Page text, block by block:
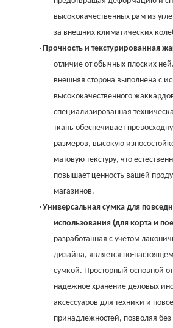
высококачественных рам из
за внешних климатических
· Прочность и текстурированная
отличие от обычных плоских
внешняя сторона выполнена с
высококачественного
специализированная
ткань обеспечивает
размеров, высокую
матовую текстуру, что
повышает ценность вашей
магазинов.
· Универсальная сумка для
использования (для корта и
разработанная с учетом
дизайна, является по-
сумкой. Просторный основной
надежное хранение деловых
аксессуаров для техники и
принадлежностей, позволяя